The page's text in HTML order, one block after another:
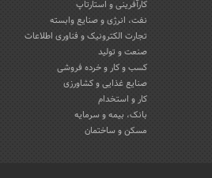
کارآفرینی و استارتاپ
نفت، انرژی و صنایع وابسته
تجارت الکترونیک و فناوری اطلاعات
صنعت و تولید
کسب و کار و خرده فروشی
صنایع غذایی و کشاورزی
کار و استخدام
بانک، بیمه و سرمایه
مسکن و ساختمان